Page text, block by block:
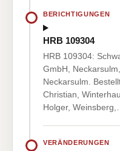
BERICHTIGUNGEN
HRB 109304
HRB 109304:
GmbH,
Neckarsulm.
Christian,
Holger, Weinsberg,…
VERÄNDERUNGEN